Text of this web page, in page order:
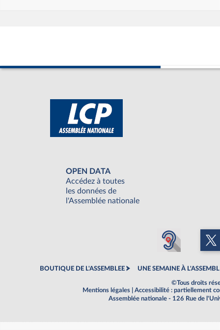
OPEN DATA
Accédez à toutes
les données de
l'Assemblée nationale
BOUTIQUE DE L'ASSEMBLEE UNE SEMAINE À
©Tous droits
Mentions légales
Accessibilité : partiellement
Assemblée nationale - 126 Rue de